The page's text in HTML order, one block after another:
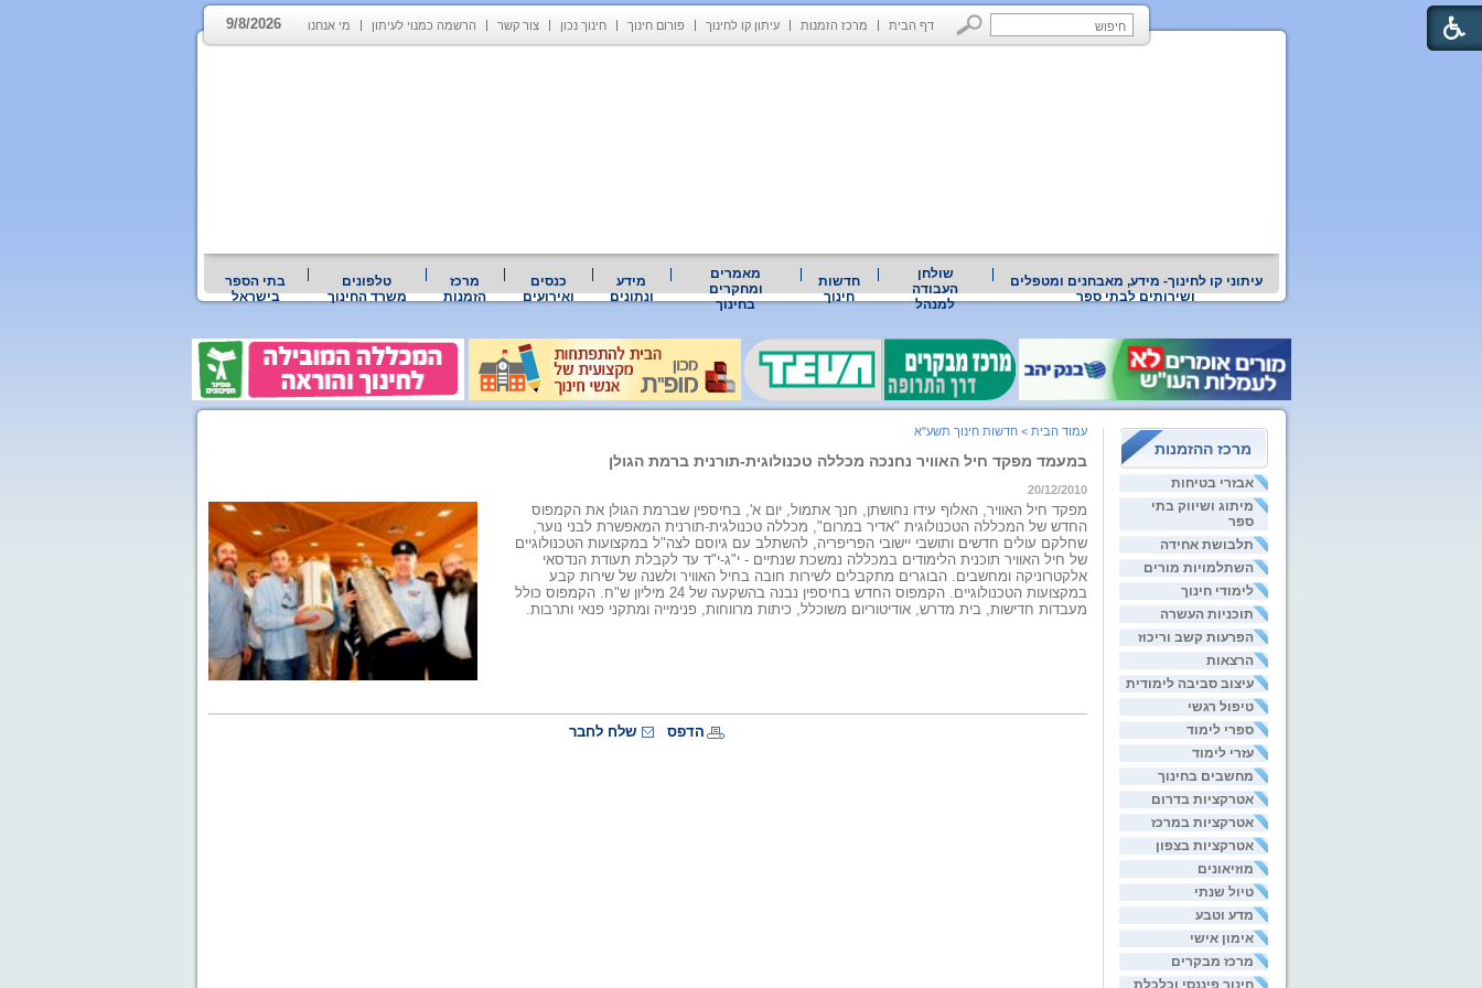
דף הבית מרכז הזמנות עיתון קו לחינוך פורום חינוך חינוך נכון צור קשר הרשמה כמנוי לעיתון מי אנחנו 9/8/2026
עיתוני קו לחינוך- מידע, מאבחנים ומטפלים
ושירותים לבתי ספר
שולחן
העבודה
למנהל
חדשות
חינוך
מאמרים
ומחקרים
בחינוך
מידע
ונתונים
כנסים
ואירועים
מרכז
הזמנות
טלפונים
משרד החינוך
בתי הספר
בישראל
מרכז ההזמנות
אבזרי בטיחות
מיתוג ושיווק בתי
ספר
תלבושת אחידה
השתלמויות מורים
לימודי חינוך
תוכניות העשרה
הפרעות קשב וריכוז
הרצאות
עיצוב סביבה לימודית
טיפול רגשי
ספרי לימוד
עזרי לימוד
מחשבים בחינוך
אטרקציות בדרום
אטרקציות במרכז
אטרקציות בצפון
מוזיאונים
טיול שנתי
מדע וטבע
אימון אישי
מרכז מבקרים
חינוך פיננסי וכלכלת
עמוד הבית > חדשות חינוך תשע"א
במעמד מפקד חיל האוויר נחנכה מכללה טכנולוגית-תורנית ברמת הגולן
20/12/2010
מפקד חיל האוויר, האלוף עידו נחושתן, חנך אתמול, יום א', בחיספין שברמת הגולן את הקמפוס
החדש של המכללה הטכנולוגית "אדיר במרום", מכללה טכנולגית-תורנית המאפשרת לבני נוער,
שחלקם עולים חדשים ותושבי יישובי הפריפריה, להשתלב עם גיוסם לצה"ל במקצועות הטכנולוגיים
של חיל האוויר תוכנית הלימודים במכללה נמשכת שנתיים - י"ג-י"ד עד לקבלת תעודת הנדסאי
אלקטרוניקה ומחשבים. הבוגרים מתקבלים לשירות חובה בחיל האוויר ולשנה של שירות קבע
במקצועות הטכנולוגיים. הקמפוס החדש בחיספין נבנה בהשקעה של 24 מיליון ש"ח. הקמפוס כולל
מעבדות חדישות, בית מדרש, אודיטוריום משוכלל, כיתות מרווחות, פנימייה ומתקני פנאי ותרבות.
הדפס שלח לחבר